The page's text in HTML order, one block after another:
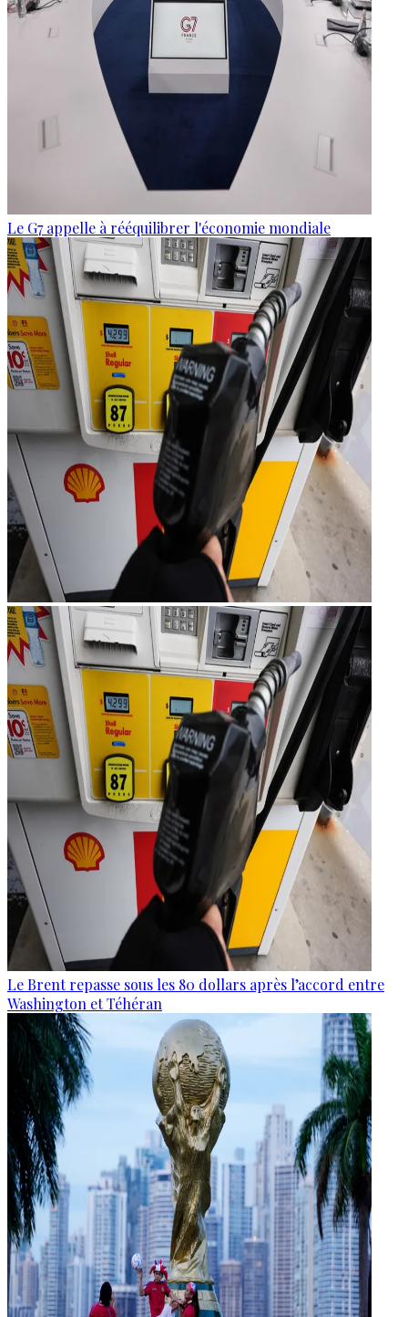
Le G7 appelle à rééquilibrer l'économie mondiale
Le Brent repasse sous les 80 dollars après l’accord entre
Washington et Téhéran